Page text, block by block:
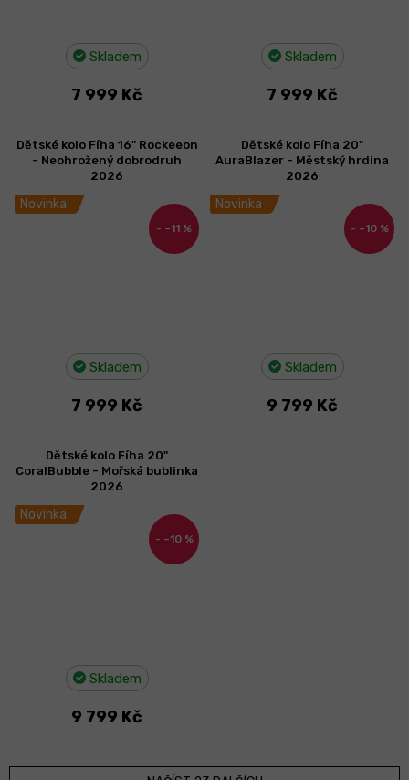
Skladem
7 999 Kč
Skladem
7 999 Kč
Novinka
–11 %
Dětské kolo Fíha 16" Rockeeon
- Neohrožený dobrodruh
2026
Skladem
7 999 Kč
Novinka
–10 %
Dětské kolo Fíha 20"
AuraBlazer - Městský hrdina
2026
Skladem
9 799 Kč
Novinka
–10 %
Dětské kolo Fíha 20"
CoralBubble - Mořská bublinka
2026
Skladem
9 799 Kč